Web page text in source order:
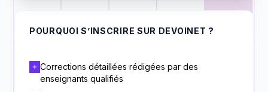
POURQUOI S’INSCRIRE SUR DEVOINET ?
Corrections détaillées rédigées par des
enseignants qualifiés